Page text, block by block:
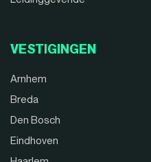
VESTIGINGEN
Arnhem
Breda
Den Bosch
Eindhoven